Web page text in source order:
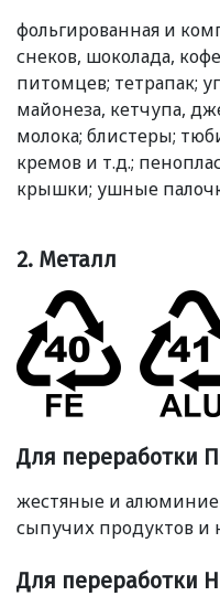
фольгированная и
снеков, шоколада,
питомцев; тетрапак;
майонеза, кетчупа,
молока; блистеры;
кремов и т.д.;
крышки; ушные
2. Металл
Для переработки
жестяные и
сыпучих продуктов и
Для переработки